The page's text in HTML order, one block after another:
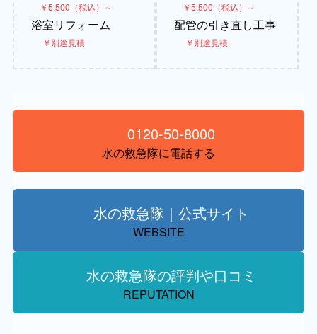
￥5,500（税込）～
浴室リフォーム
￥別途見積
￥5,500（税込）～
配管の引き直し工事
￥別途見積
0120-50-8000
水の救急隊に電話する
水の救急隊｜公式サイト
WEBSITE
水の救急隊の評判や口コミ
REPUTATION